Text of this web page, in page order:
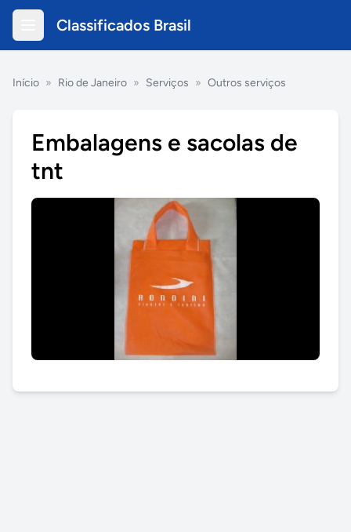
Classificados Brasil
Início » Rio de Janeiro » Serviços » Outros serviços
Embalagens e sacolas de
tnt